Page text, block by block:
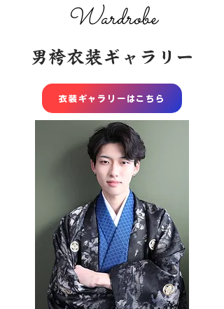
​Wardrobe
男袴衣装ギャラリー
衣装ギャラリーはこちら